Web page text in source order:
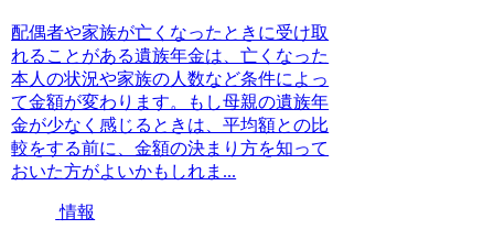
配偶者や家族が亡くなったときに受け取
れることがある遺族年金は、亡くなった
本人の状況や家族の人数など条件によっ
て金額が変わります。もし母親の遺族年
金が少なく感じるときは、平均額との比
較をする前に、金額の決まり方を知って
おいた方がよいかもしれま...
情報